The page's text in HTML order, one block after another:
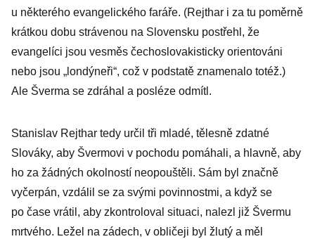
u některého evangelického faráře. (Rejthar i za tu poměrně
krátkou dobu strávenou na Slovensku postřehl, že
evangelíci jsou vesměs čechoslovakisticky orientováni
nebo jsou „londýneři“, což v podstatě znamenalo totéž.)
Ale Šverma se zdráhal a posléze odmítl.
Stanislav Rejthar tedy určil tři mladé, tělesně zdatné
Slováky, aby Švermovi v pochodu pomáhali, a hlavně, aby
ho za žádných okolností neopouštěli. Sám byl značně
vyčerpán, vzdálil se za svými povinnostmi, a když se
po čase vrátil, aby zkontroloval situaci, nalezl již Švermu
mrtvého. Ležel na zádech, v obličeji byl žlutý a měl